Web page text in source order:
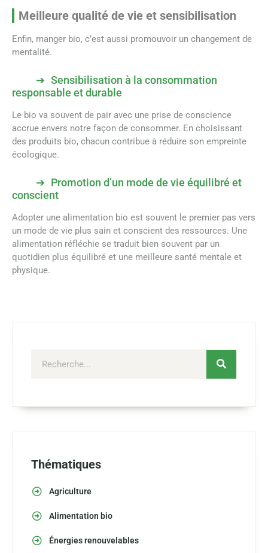
Meilleure qualité de vie et sensibilisation
Enfin, manger bio, c’est aussi promouvoir un changement de
mentalité.
Sensibilisation à la consommation
responsable et durable
Le bio va souvent de pair avec une prise de conscience
accrue envers notre façon de consommer. En choisissant
des produits bio, chacun contribue à réduire son empreinte
écologique.
Promotion d’un mode de vie équilibré et
conscient
Adopter une alimentation bio est souvent le premier pas vers
un mode de vie plus sain et conscient des ressources. Une
alimentation réfléchie se traduit bien souvent par un
quotidien plus équilibré et une meilleure santé mentale et
physique.
Thématiques
Agriculture
Alimentation bio
Énergies renouvelables